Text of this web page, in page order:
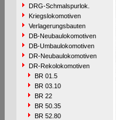
DRG-Schmalspurlok.
Kriegslokomotiven
Verlagerungsbauten
DB-Neubaulokomotiven
DB-Umbaulokomotiven
DR-Neubaulokomotiven
DR-Rekolokomotiven
BR 01.5
BR 03.10
BR 22
BR 50.35
BR 52.80